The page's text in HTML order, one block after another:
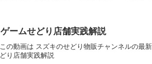
ゲームせどり店舗実践解説
この動画は スズキのせどり物販チャンネルの最
どり店舗実践解説